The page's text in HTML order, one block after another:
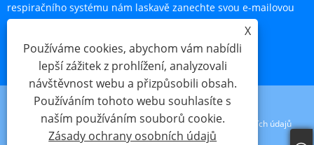
respiračního systému nám laskavě zanechte svou e-mailovou
adresu a my se vám do 24 hodin ozveme.
POPTÁVKA HNED
Links Sitemap RSS XML Zásady ochrany osobních údajů
X
Používáme cookies, abychom vám nabídli
lepší zážitek z prohlížení, analyzovali
návštěvnost webu a přizpůsobili obsah.
Používáním tohoto webu souhlasíte s
naším používáním souborů cookie.
Zásady ochrany osobních údajů